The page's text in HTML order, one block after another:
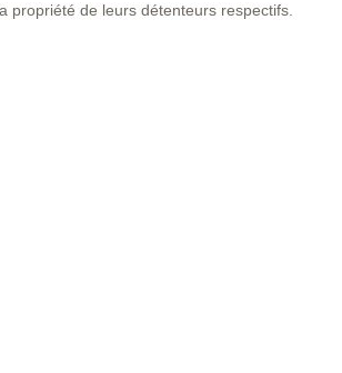
propriété de leurs détenteurs respectifs.